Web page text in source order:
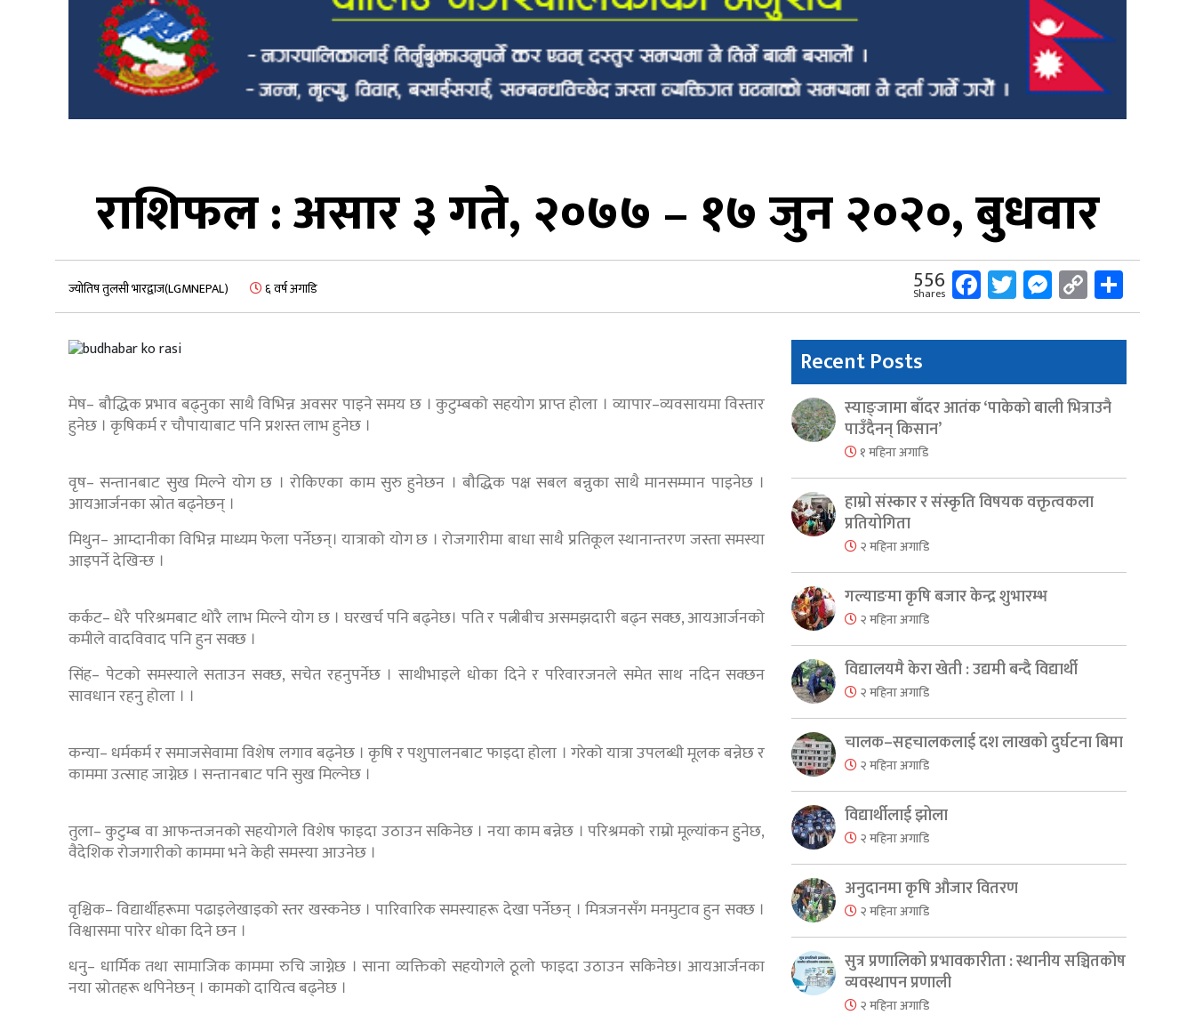
राशिफल : असार ३ गते, २०७७ – १७ जुन २०२०, बुधवार
ज्योतिष तुलसी भारद्वाज(LGMNEPAL) ६ वर्ष अगाडि 556
Shares Facebook
Twitter
Messenger
Copy
Link
मेष– बौद्धिक प्रभाव बढ्नुका साथै विभिन्न अवसर पाइने समय छ । कुटुम्बको सहयोग प्राप्त होला । व्यापार–व्यवसायमा विस्तार
हुनेछ । कृषिकर्म र चौपायाबाट पनि प्रशस्त लाभ हुनेछ ।
वृष– सन्तानबाट सुख मिल्ने योग छ । रोकिएका काम सुरु हुनेछन । बौद्धिक पक्ष सबल बन्नुका साथै मानसम्मान पाइनेछ ।
आयआर्जनका स्रोत बढ्नेछन् ।
मिथुन– आम्दानीका विभिन्न माध्यम फेला पर्नेछन्। यात्राको योग छ । रोजगारीमा बाधा साथै प्रतिकूल स्थानान्तरण जस्ता समस्या
आइपर्ने देखिन्छ ।
कर्कट– धेरै परिश्रमबाट थोरै लाभ मिल्ने योग छ । घरखर्च पनि बढ्नेछ। पति र पत्नीबीच असमझदारी बढ्न सक्छ, आयआर्जनको
कमीले वादविवाद पनि हुन सक्छ ।
सिंह– पेटको समस्याले सताउन सक्छ, सचेत रहनुपर्नेछ । साथीभाइले धोका दिने र परिवारजनले समेत साथ नदिन सक्छन
सावधान रहनु होला । ।
कन्या– धर्मकर्म र समाजसेवामा विशेष लगाव बढ्नेछ । कृषि र पशुपालनबाट फाइदा होला । गरेको यात्रा उपलब्धी मूलक बन्नेछ र
काममा उत्साह जाग्नेछ । सन्तानबाट पनि सुख मिल्नेछ ।
तुला– कुटुम्ब वा आफन्तजनको सहयोगले विशेष फाइदा उठाउन सकिनेछ । नया काम बन्नेछ । परिश्रमको राम्रो मूल्यांकन हुुनेछ,
वैदेशिक रोजगारीको काममा भने केही समस्या आउनेछ ।
वृश्चिक– विद्यार्थीहरूमा पढाइलेखाइको स्तर खस्कनेछ । पारिवारिक समस्याहरू देखा पर्नेछन् । मित्रजनसँग मनमुटाव हुन सक्छ ।
विश्वासमा पारेर धोका दिने छन ।
धनु– धार्मिक तथा सामाजिक काममा रुचि जाग्नेछ । साना व्यक्तिको सहयोगले ठूलो फाइदा उठाउन सकिनेछ। आयआर्जनका
नया स्रोतहरू थपिनेछन् । कामको दायित्व बढ्नेछ ।
Recent Posts
स्याङ्जामा बाँदर आतंक ‘पाकेको बाली भित्राउनै
पाउँदैनन् किसान’
१ महिना अगाडि
हाम्रो संस्कार र संस्कृति विषयक वक्तृत्वकला
प्रतियोगिता
२ महिना अगाडि
गल्याङमा कृषि बजार केन्द्र शुभारम्भ
२ महिना अगाडि
विद्यालयमै केरा खेती : उद्यमी बन्दै विद्यार्थी
२ महिना अगाडि
चालक–सहचालकलाई दश लाखको दुर्घटना बिमा
२ महिना अगाडि
विद्यार्थीलाई झोला
२ महिना अगाडि
अनुदानमा कृषि औजार वितरण
२ महिना अगाडि
सुत्र प्रणालिको प्रभावकारीता : स्थानीय सञ्चितकोष
व्यवस्थापन प्रणाली
२ महिना अगाडि